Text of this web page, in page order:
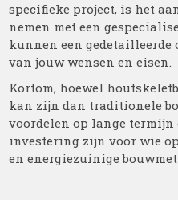
specifieke project, is het
nemen met een
kunnen een gedetailleerde
van jouw wensen en eisen.
Kortom, hoewel
kan zijn dan traditionele
voordelen op lange
investering zijn voor wie
en energiezuinige